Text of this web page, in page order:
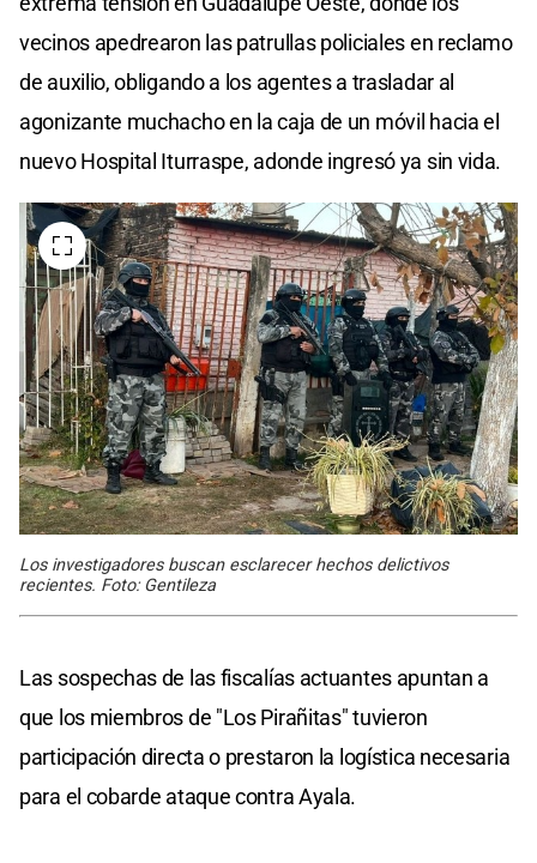
vecinos apedrearon las patrullas policiales en reclamo
de auxilio, obligando a los agentes a trasladar al
agonizante muchacho en la caja de un móvil hacia el
nuevo Hospital Iturraspe, adonde ingresó ya sin vida.
Los investigadores buscan esclarecer hechos delictivos
recientes. Foto: Gentileza
Las sospechas de las fiscalías actuantes apuntan a
que los miembros de "Los Pirañitas" tuvieron
participación directa o prestaron la logística necesaria
para el cobarde ataque contra Ayala.